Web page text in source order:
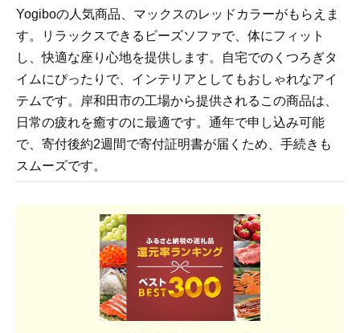
Yogiboの人気商品、マックスのレッドカラーがもらえま
す。リラックスできるビーズソファで、体にフィット
し、快適な座り心地を提供します。自宅でのくつろぎタ
イムにぴったりで、インテリアとしてもおしゃれなアイ
テムです。岸和田市の工場から提供されるこの商品は、
日常の疲れを癒すのに最適です。通年で申し込み可能
で、寄付後約2週間で寄付証明書が届くため、手続きも
スムーズです。